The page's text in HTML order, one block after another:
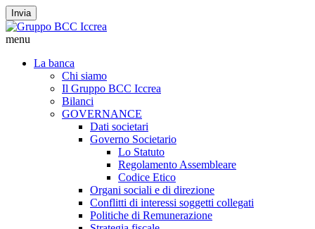
Invia
menu
La banca
Chi siamo
Il Gruppo BCC Iccrea
Bilanci
GOVERNANCE
Dati societari
Governo Societario
Lo Statuto
Regolamento Assembleare
Codice Etico
Organi sociali e di direzione
Conflitti di interessi soggetti collegati
Politiche di Remunerazione